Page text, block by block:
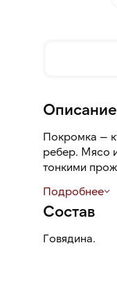
Описание
Покромка —
ребер. Мясо
тонкими
позволяет
Подробнее
Состав
Говядина.